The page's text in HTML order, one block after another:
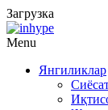
Загрузка
Menu
Янгиликлар